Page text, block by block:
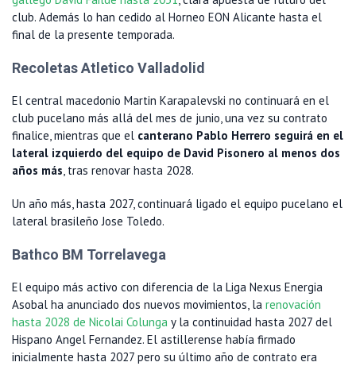
club. Además lo han cedido al Horneo EON Alicante hasta el
final de la presente temporada.
Recoletas Atletico Valladolid
El central macedonio Martin Karapalevski no continuará en el
club pucelano más allá del mes de junio, una vez su contrato
finalice, mientras que el canterano Pablo Herrero seguirá en el
lateral izquierdo del equipo de David Pisonero al menos dos
años más, tras renovar hasta 2028.
Un año más, hasta 2027, continuará ligado el equipo pucelano el
lateral brasileño Jose Toledo.
Bathco BM Torrelavega
El equipo más activo con diferencia de la Liga Nexus Energia
Asobal ha anunciado dos nuevos movimientos, la renovación
hasta 2028 de Nicolai Colunga y la continuidad hasta 2027 del
Hispano Angel Fernandez. El astillerense había firmado
inicialmente hasta 2027 pero su último año de contrato era